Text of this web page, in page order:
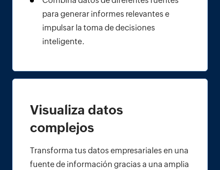
para generar informes relevantes e
impulsar la ‌ toma de decisiones
inteligente.
Visualiza datos
complejos
Transforma tus datos empresariales en una
fuente de información gracias a una amplia